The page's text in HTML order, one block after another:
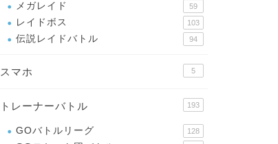
メガレイド 59
レイドボス 103
伝説レイドバトル 94
スマホ 5
トレーナーバトル 193
GOバトルリーグ 128